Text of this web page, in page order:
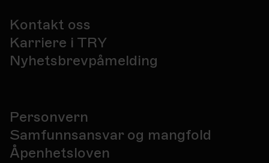
Kontakt oss
Karriere i TRY
Nyhetsbrevpåmelding
Personvern
Samfunnsansvar og mangfold
Åpenhetsloven